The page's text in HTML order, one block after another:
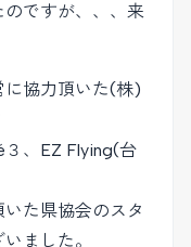
ですが、、、来
に協力頂いた(株)
、EZ Flying(台
た県協会のスタ
ました。